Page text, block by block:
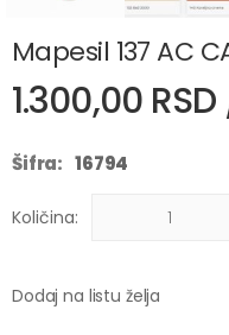
Mapesil 137 AC
1.300,00
Šifra: 16794
Količina:
Dodaj na listu želja